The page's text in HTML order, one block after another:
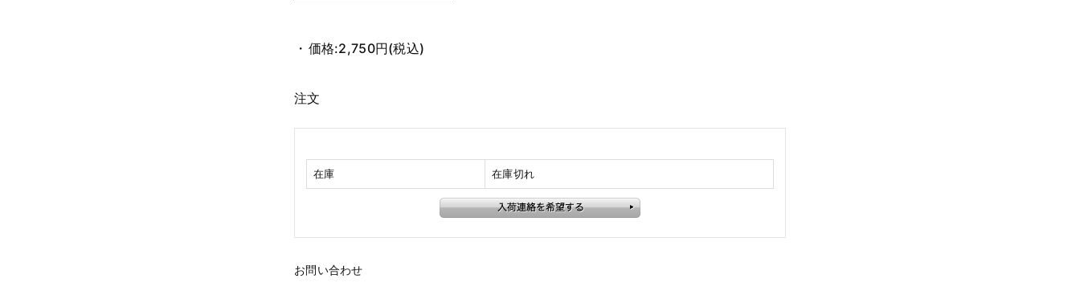
価格:2,750円(税込)
注文
在庫 在庫切れ
お問い合わせ